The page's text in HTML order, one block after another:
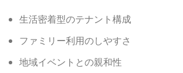
生活密着型のテナント構成
ファミリー利用のしやすさ
地域イベントとの親和性